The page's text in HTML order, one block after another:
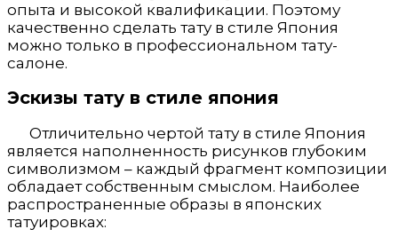
опыта и высокой квалификации. Поэтому
качественно сделать тату в стиле Япония
можно только в профессиональном тату-
салоне.
Эскизы тату в стиле япония
Отличительно чертой тату в стиле Япония
является наполненность рисунков глубоким
символизмом – каждый фрагмент композиции
обладает собственным смыслом. Наиболее
распространенные образы в японских
татуировках: